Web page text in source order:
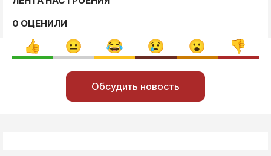
0 ОЦЕНИЛИ
Обсудить новость